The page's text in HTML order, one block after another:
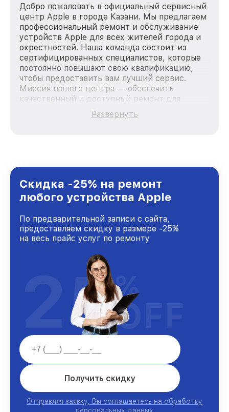
Добро пожаловать в официальный сервисный
центр Apple в городе Казани. Мы предлагаем
профессиональный ремонт и обслуживание
устройств Apple для всех жителей города и
окрестностей. Наша команда состоит из
сертифицированных специалистов, которые
постоянно повышают свою квалификацию,
чтобы предоставить вам лучший сервис.
Миссия нашего центра — обеспечить
качественный и доступный ремонт для
каждого пользователя продукции Apple, вне
зависимости от сложности поломки. Мы
и лояльности наших клиентов.
Развернуть
Скидка -25% на ремонт
любого устройства Apple
По предварительной записи с сайта,
предоставляем скидку в размере -25%
на весь прайс услуг по ремонту
Получить скидку
Отправляя заявку, Вы соглашаетесь на обработку
25%
OFF